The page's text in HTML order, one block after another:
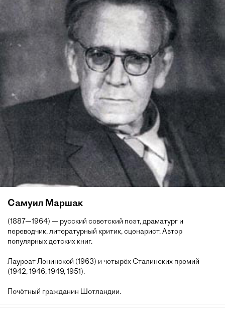
Самуил Маршак
(1887—1964) — русский советский поэт, драматург и
переводчик, литературный критик, сценарист. Автор
популярных детских книг.
Лауреат Ленинской (1963) и четырёх Сталинских премий
(1942, 1946, 1949, 1951).
Почётный гражданин Шотландии.